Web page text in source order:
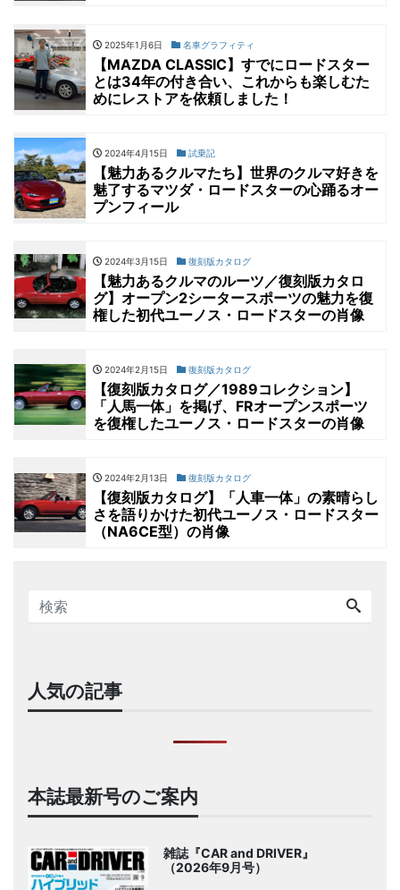
2025年1月6日 名車グラフィティ
【MAZDA CLASSIC】すでにロードスター
とは34年の付き合い、これからも楽しむた
めにレストアを依頼しました！
2024年4月15日 試乗記
【魅力あるクルマたち】世界のクルマ好きを
魅了するマツダ・ロードスターの心踊るオー
プンフィール
2024年3月15日 復刻版カタログ
【魅力あるクルマのルーツ／復刻版カタロ
グ】オープン2シータースポーツの魅力を復
権した初代ユーノス・ロードスターの肖像
2024年2月15日 復刻版カタログ
【復刻版カタログ／1989コレクション】
「人馬一体」を掲げ、FRオープンスポーツ
を復権したユーノス・ロードスターの肖像
2024年2月13日 復刻版カタログ
【復刻版カタログ】「人車一体」の素晴らし
さを語りかけた初代ユーノス・ロードスター
（NA6CE型）の肖像
人気の記事
本誌最新号のご案内
雑誌『CAR and DRIVER』
（2026年9月号）